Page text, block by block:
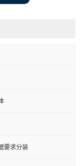
要求分装